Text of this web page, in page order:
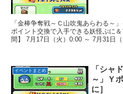
「金棒争奪戦～Ｃ山吹鬼あらわる～
ポイント交換で入手できる妖怪ぷに
間】 7月17日（火）0:00 ～ 7月31日
イベントまとめ
「シャ
～」Ｙ
に］